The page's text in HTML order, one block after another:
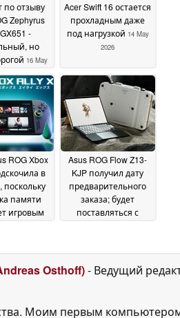
по отзыву
Zephyrus
-
но
16 May
2026
Acer Swift 16 остается
прохладным даже
под нагрузкой 14 May
2026
ROG Xbox
в
памяти
игровым
Asus ROG Flow Z13-
KJP получил дату
предварительного
заказа; будет
поставляться с
Osthoff)- Ведущий
Моим первым